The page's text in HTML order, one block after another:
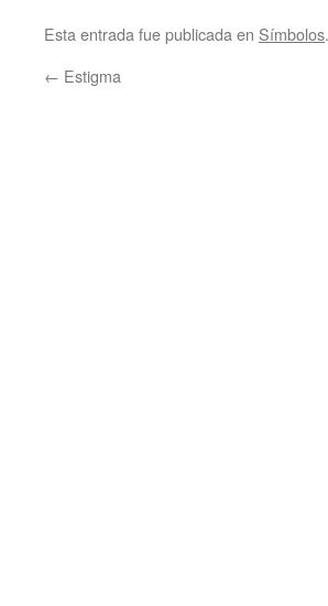
Esta entrada fue publicada en Símbolos.
← Estigma